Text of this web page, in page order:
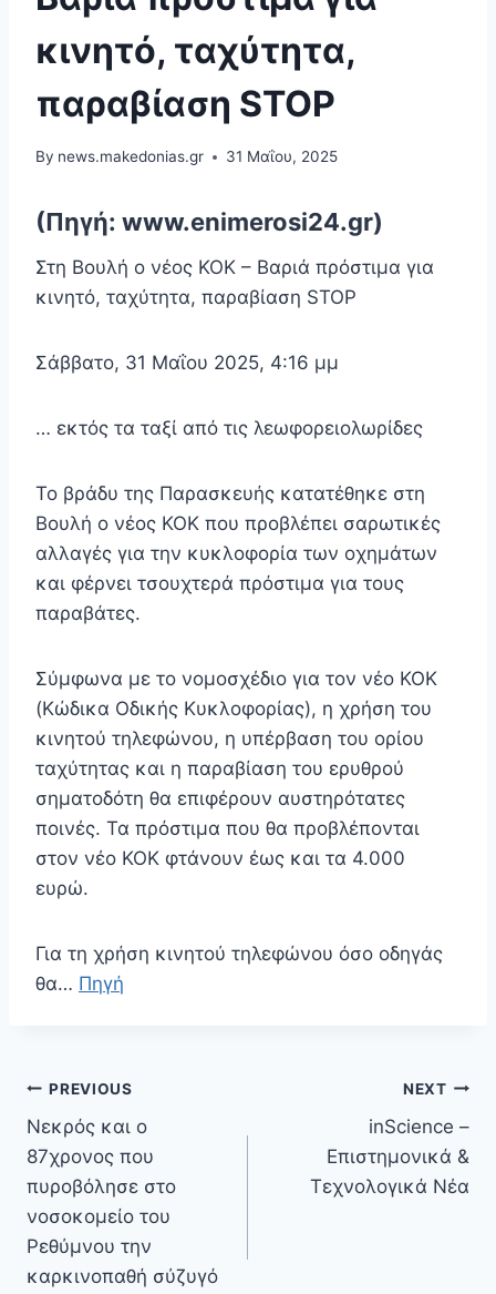
κινητό, ταχύτητα,
παραβίαση STOP
By news.makedonias.gr 31 Μαΐου, 2025
(Πηγή: www.enimerosi24.gr)
Στη Βουλή ο νέος ΚΟΚ – Βαριά πρόστιμα για
κινητό, ταχύτητα, παραβίαση STOP
Σάββατο, 31 Μαΐου 2025, 4:16 μμ
… εκτός τα ταξί από τις λεωφορειολωρίδες
Το βράδυ της Παρασκευής κατατέθηκε στη
Βουλή ο νέος ΚΟΚ που προβλέπει σαρωτικές
αλλαγές για την κυκλοφορία των οχημάτων
και φέρνει τσουχτερά πρόστιμα για τους
παραβάτες.
Σύμφωνα με το νομοσχέδιο για τον νέο ΚΟΚ
(Κώδικα Οδικής Κυκλοφορίας), η χρήση του
κινητού τηλεφώνου, η υπέρβαση του ορίου
ταχύτητας και η παραβίαση του ερυθρού
σηματοδότη θα επιφέρουν αυστηρότατες
ποινές. Τα πρόστιμα που θα προβλέπονται
στον νέο ΚΟΚ φτάνουν έως και τα 4.000
ευρώ.
Για τη χρήση κινητού τηλεφώνου όσο οδηγάς
θα… Πηγή
Πλοήγηση
άρθρων
PREVIOUS
Νεκρός και ο
87χρονος που
πυροβόλησε στο
νοσοκομείο του
Ρεθύμνου την
καρκινοπαθή σύζυγό
NEXT
inScience –
Επιστημονικά &
Τεχνολογικά Νέα